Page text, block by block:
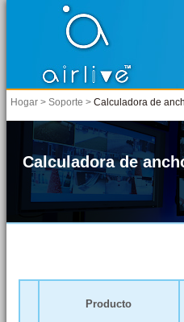
Hogar > Soporte > Calculadora de
Calculadora de
Producto